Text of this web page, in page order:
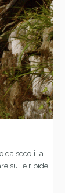
da secoli la
sulle ripide